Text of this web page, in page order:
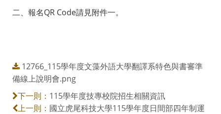
二、報名QR Code請見附件一。
12766_115學年度文藻外語大學翻譯系特色與書審準
備線上說明會.png
下一則： 115學年度技專校院招生相關資訊
上一則： 國立虎尾科技大學115學年度日間部四年制運